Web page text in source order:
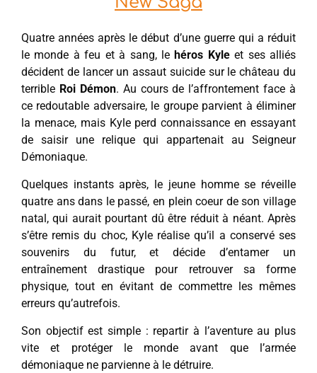
Quatre années après le début d’une guerre qui a réduit
le monde à feu et à sang, le héros Kyleet ses alliés
décident de lancer un assaut suicide sur le château du
terrible Roi Démon. Au cours de l’affrontement face à
ce redoutable adversaire, le groupe parvient à éliminer
la menace, mais Kyle perd connaissance en essayant
de saisir une relique qui appartenait au Seigneur
Démoniaque.
Quelques instants après, le jeune homme se réveille
quatre ans dans le passé, en plein coeur de son village
natal, qui aurait pourtant dû être réduit à néant. Après
s’être remis du choc, Kyle réalise qu’il a conservé ses
souvenirs du futur, et décide d’entamer un
entraînement drastique pour retrouver sa forme
physique, tout en évitant de commettre les mêmes
erreurs qu’autrefois.
Son objectif est simple : repartir à l’aventure au plus
vite et protéger le monde avant que l’armée
démoniaque ne parvienne à le détruire.